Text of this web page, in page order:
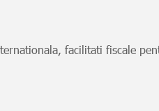
facilitati fiscale